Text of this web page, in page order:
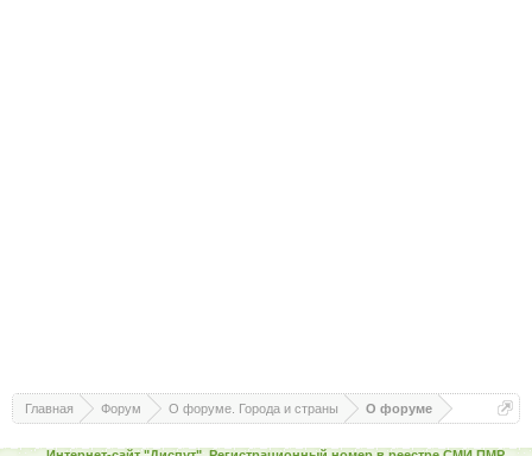
Главная Форум О форуме. Города и страны О форуме